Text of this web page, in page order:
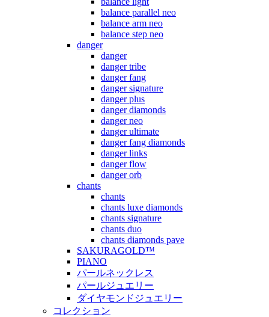
balance parallel neo
balance arm neo
balance step neo
danger
danger
danger tribe
danger fang
danger signature
danger plus
danger diamonds
danger neo
danger ultimate
danger fang diamonds
danger links
danger flow
danger orb
chants
chants
chants luxe diamonds
chants signature
chants duo
chants diamonds pave
SAKURAGOLD™
PIANO
パールネックレス
パールジュエリー
ダイヤモンドジュエリー
コレクション